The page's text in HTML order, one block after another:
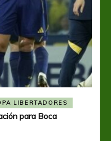
LIBERTADORES
para Boca